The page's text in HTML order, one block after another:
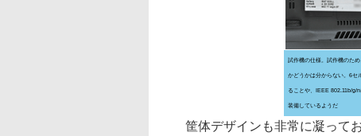
試作機の仕様。試作機のた
かどうかは分からない。6セ
ることや、IEEE 802.11b/g/
装備しているようだ
筐体デザインも非常に凝って